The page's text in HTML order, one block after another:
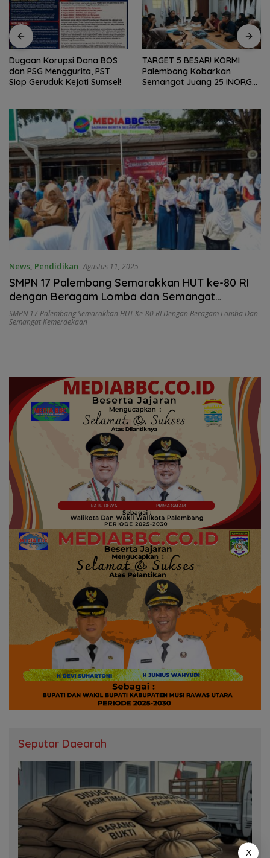
Dugaan Korupsi Dana BOS
dan PSG Menggurita, PST
Siap Geruduk Kejati Sumsel!
TARGET 5 BESAR! KORMI
Palembang Kobarkan
Semangat Juang 25 INORGA
News, Pendidikan Agustus 11, 2025
SMPN 17 Palembang Semarakkan HUT ke-80 RI
dengan Beragam Lomba dan Semangat
Kemerdekaan
SMPN 17 Palembang Semarakkan HUT Ke-80 RI Dengan Beragam Lomba Dan
Semangat Kemerdekaan
Seputar Daearah
X